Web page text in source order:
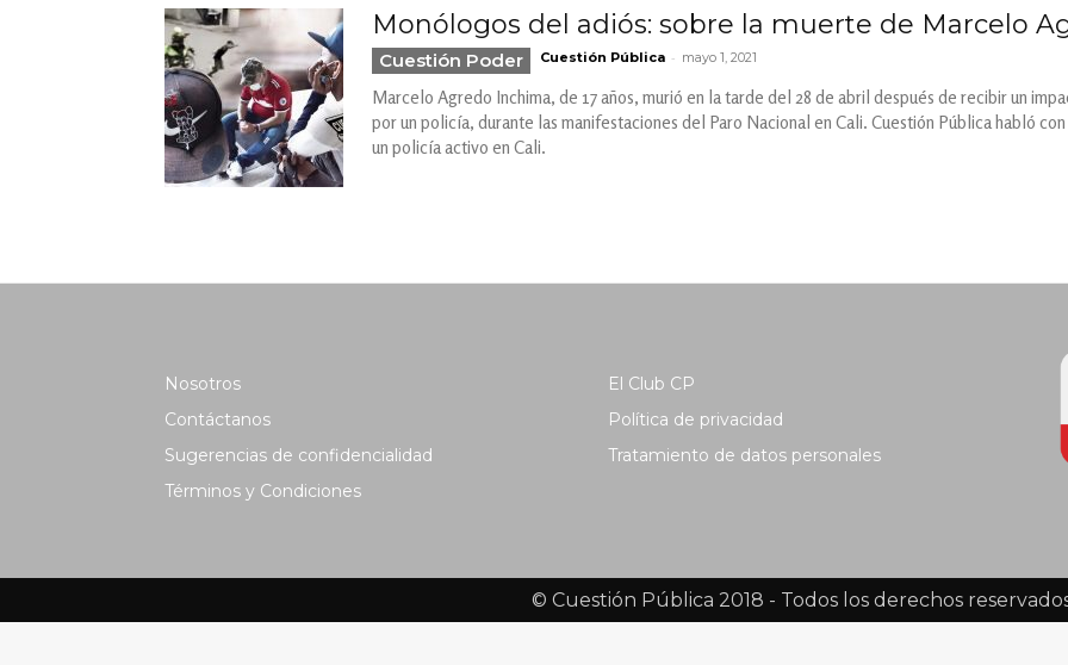
Monólogos del adiós: sobre la muerte de Marcelo
Cuestión Poder Cuestión Pública - mayo 1, 2021
Marcelo Agredo Inchima, de 17 años, murió en la tarde del 28 de abril después de recibir un
por un policía, durante las manifestaciones del Paro Nacional en Cali. Cuestión Pública habló
un policía activo en Cali.
Nosotros
Contáctanos
Sugerencias de confidencialidad
Términos y Condiciones
El Club CP
Política de privacidad
Tratamiento de datos personales
© Cuestión Pública 2018 - Todos los derechos